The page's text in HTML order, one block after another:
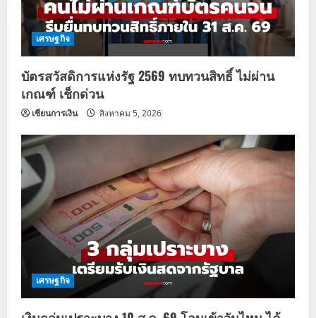
เศรษฐกิจ
บัตรสวัสดิการแห่งรัฐ 2569 ทบทวนสิทธิ์ ไม่ผ่าน
เกณฑ์ เช็กด่วน
เซียนการเงิน สิงหาคม 5, 2026
เศรษฐกิจ